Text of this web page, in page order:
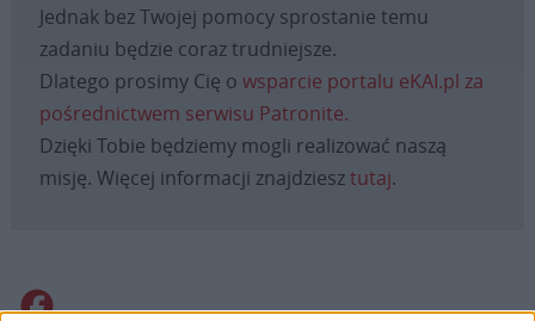
Jednak bez Twojej pomocy sprostanie temu
zadaniu będzie coraz trudniejsze.
Dlatego prosimy Cię o wsparcie portalu eKAI.pl za
pośrednictwem serwisu Patronite.
Dzięki Tobie będziemy mogli realizować naszą
misję. Więcej informacji znajdziesztutaj.
Facebook